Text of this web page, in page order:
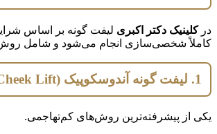
درکلینیک دکتر اکبری لیفت گونه بر اساس
کاملاً شخصی‌سازی انجام می‌شود و شامل
1. لیفت گونه آندوسکوپیک (Endoscopic Cheek Lift)
یکی از پیشرفته‌ترین روش‌های کم‌تهاجمی.